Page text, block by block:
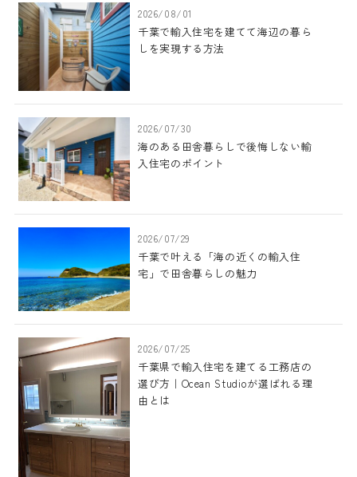
2026/08/01
千葉で輸入住宅を建てて海辺の暮ら
しを実現する方法
2026/07/30
海のある田舎暮らしで後悔しない輸
入住宅のポイント
2026/07/29
千葉で叶える「海の近くの輸入住
宅」で田舎暮らしの魅力
2026/07/25
千葉県で輸入住宅を建てる工務店の
選び方｜Ocean Studioが選ばれる理
由とは